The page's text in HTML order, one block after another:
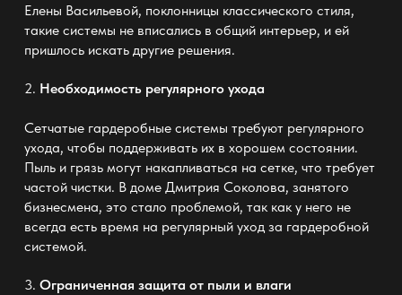
Елены Васильевой, поклонницы классического стиля,
такие системы не вписались в общий интерьер, и ей
пришлось искать другие решения.
2. Необходимость регулярного ухода
Сетчатые гардеробные системы требуют регулярного
ухода, чтобы поддерживать их в хорошем состоянии.
Пыль и грязь могут накапливаться на сетке, что требует
частой чистки. В доме Дмитрия Соколова, занятого
бизнесмена, это стало проблемой, так как у него не
всегда есть время на регулярный уход за гардеробной
системой.
3. Ограниченная защита от пыли и влаги